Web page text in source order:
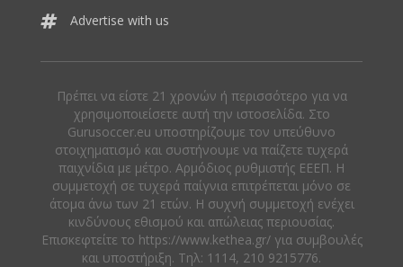
Advertise with us
Πρέπει να είστε 21 χρονών ή περισσότερο για να
χρησιμοποιείσετε αυτή την ιστοσελίδα. Στο
Gurusoccer.eu υποστηρίζουμε τον υπεύθυνο
στοιχηματισμό και συστήνουμε να παίζετε τυχερά
παιχνίδια με μέτρο. Αρμόδιος ρυθμιστής ΕΕΕΠ. Η
συμμετοχή σε τυχερά παίγνια επιτρέπεται μόνο σε
άτομα άνω των 21 ετών. Η συχνή συμμετοχή ενέχει
κινδύνους εθισμού και απώλειας περιουσίας.
Eπισκεφτείτε το https://www.kethea.gr/ για συμβουλές
και υποστήριξη. Tηλ: 1114, 210 9215776.